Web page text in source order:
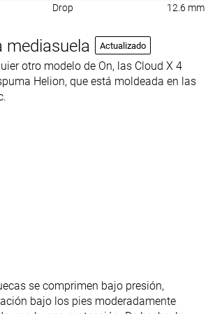
Drop 12.6 mm
mediasuela Actualizado
otro modelo de On, las Cloud X 4
Helion, que está moldeada en las
se comprimen bajo presión,
bajo los pies moderadamente